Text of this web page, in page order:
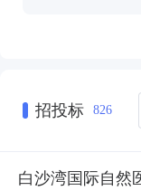
招投标 826
白沙湾国际自然